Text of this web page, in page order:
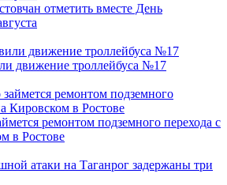
отметить вместе День
движение троллейбуса №17
ремонтом подземного перехода с
в Ростове